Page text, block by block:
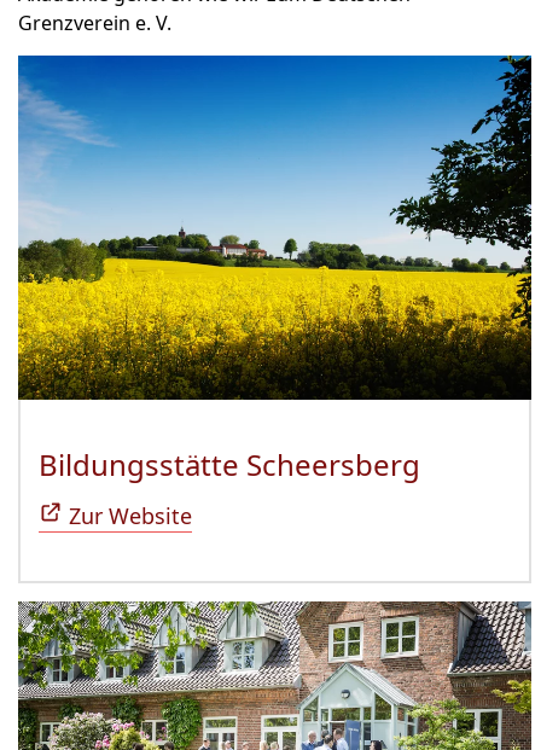
Grenzverein e. V.
Bildungsstätte Scheersberg
Zur Website